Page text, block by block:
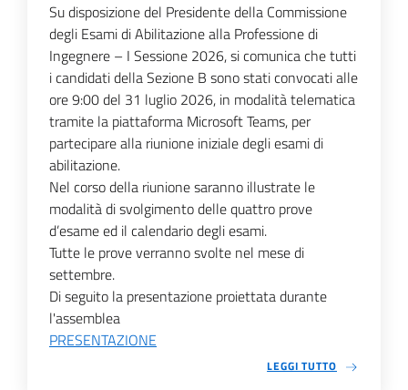
Su disposizione del Presidente della Commissione
degli Esami di Abilitazione alla Professione di
Ingegnere – I Sessione 2026, si comunica che tutti
i candidati della Sezione B sono stati convocati alle
ore 9:00 del 31 luglio 2026, in modalità telematica
tramite la piattaforma Microsoft Teams, per
partecipare alla riunione iniziale degli esami di
abilitazione.
Nel corso della riunione saranno illustrate le
modalità di svolgimento delle quattro prove
d’esame ed il calendario degli esami.
Tutte le prove verranno svolte nel mese di
settembre.
Di seguito la presentazione proiettata durante
l'assemblea
PRESENTAZIONE
LEGGI TUTTO